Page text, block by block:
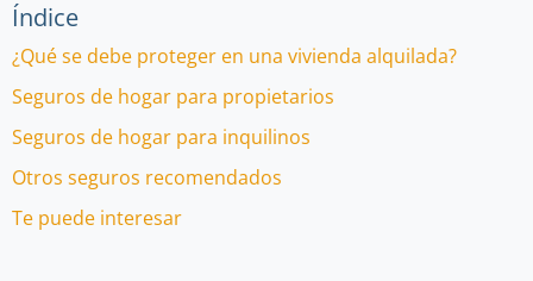
Índice
¿Qué se debe proteger en una vivienda alquilada?
Seguros de hogar para propietarios
Seguros de hogar para inquilinos
Otros seguros recomendados
Te puede interesar